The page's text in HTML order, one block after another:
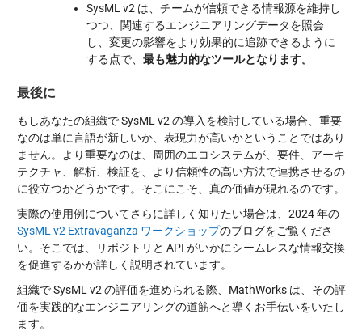
SysML v2 は、チームが信頼できる情報源を維持し
つつ、関連するエンジニアリングデータを照会
し、変更の影響をより効果的に追跡できるように
する点で、 最も魅力的なツールとなります。
最後に
もしあなたの組織で SysML v2 の導入を検討している場合、重要
なのは単に言語が新しいか、表現力が高いかということではあり
ません。より重要なのは、周囲のエコシステムが、要件、アーキ
テクチャ、解析、検証を、より信頼性の高い方法で連携させるの
に役立つかどうかです。そこにこそ、真の価値が現れるのです。
実際の使用例についてさらに詳しく知りたい場合は、2024 年の
SysML v2 Extravaganza ワークショップのブログをご覧くださ
い。そこでは、リポジトリと API がいかにシームレスな情報交換
を促進するかが詳しく説明されています。
組織で SysML v2 の評価を進められる際、MathWorks は、その評
価を実践的なエンジニアリングの道筋へと導くお手伝いをいたし
ます。